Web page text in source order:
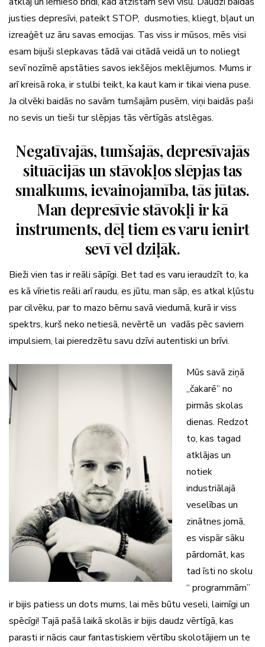
justies depresīvi, pateikt STOP, dusmoties, kliegt, bļaut un
izreaģēt uz āru savas emocijas. Tas viss ir mūsos, mēs visi
esam bijuši slepkavas tādā vai citādā veidā un to noliegt
sevī nozīmē apstāties savos iekšējos meklējumos. Mums ir
arī kreisā roka, ir stulbi teikt, ka kaut kam ir tikai viena puse.
Ja cilvēki baidās no savām tumšajām pusēm, viņi baidās paši
no sevis un tieši tur slēpjas tās vērtīgās atslēgas.
Negatīvajās, tumšajās, depresīvajās
situācijās un stāvokļos slēpjas tas
smalkums, ievainojamība, tās jūtas.
Man depresīvie stāvokļi ir kā
instruments, dēļ tiem es varu ienirt
sevī vēl dziļāk.
Bieži vien tas ir reāli sāpīgi. Bet tad es varu ieraudzīt to, ka
es kā vīrietis reāli arī raudu, es jūtu, man sāp, es atkal kļūstu
par cilvēku, par to mazo bērnu savā viedumā, kurā ir viss
spektrs, kurš neko netiesā, nevērtē un vadās pēc saviem
impulsiem, lai pieredzētu savu dzīvi autentiski un brīvi.
Mūs savā ziņā
„čakarē” no
pirmās skolas
dienas. Redzot
to, kas tagad
atklājas un
notiek
industriālajā
veselības un
zinātnes jomā,
es vispār sāku
pārdomāt, kas
tad īsti no skolu
“ programmām”
ir bijis patiess un dots mums, lai mēs būtu veseli, laimīgi un
spēcīgi! Tajā pašā laikā skolās ir bijis daudz vērtīgā, kas
parasti ir nācis caur fantastiskiem vērtību skolotājiem un te